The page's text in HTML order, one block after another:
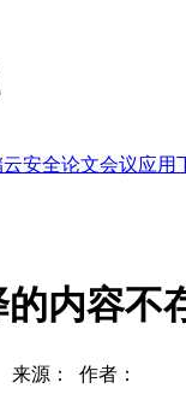
云安全论文会议应用
内容不
来源： 作者：